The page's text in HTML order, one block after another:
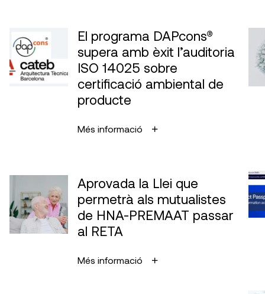
El programa DAPcons®
supera amb èxit l’auditoria
ISO 14025 sobre
certificació ambiental de
producte
Més informació
Aprovada la Llei que
permetrà als mutualistes
de HNA-PREMAAT passar
al RETA
Més informació